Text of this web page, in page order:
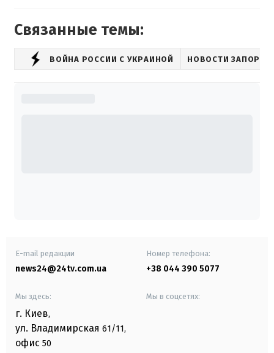
Связанные темы:
ВОЙНА РОССИИ С УКРАИНОЙ НОВОСТИ
E-mail редакции
news24@24tv.com.ua
Номер телефона:
+38 044 390 5077
Мы здесь:
г. Киев,
ул. Владимирская 61/11,
офис 50
Мы в соцсетях: